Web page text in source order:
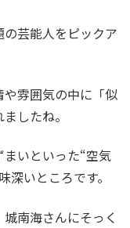
芸能人をピックア
雰囲気の中に「似
したね。
いといった“空気
いところです。
南海さんにそっく